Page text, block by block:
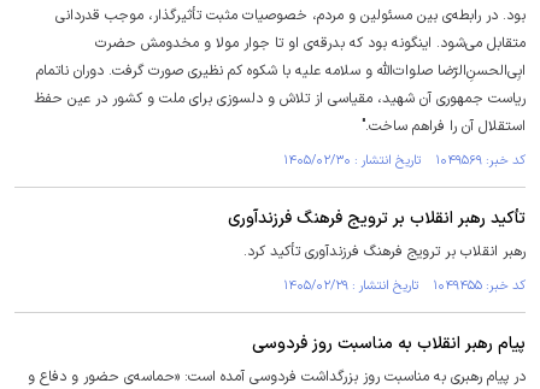
بود. در رابطه‌ی بین مسئولین و مردم، خصوصیات مثبت تأثیرگذار، موجب قدردانی
متقابل می‌شود. اینگونه بود که بدرقه‌ی او تا جوار مولا و مخدومش حضرت
ابِی‌الحسنِ‌الرّضا صلوات‌الله و سلامه ‌علیه با شکوه کم نظیری صورت گرفت. دوران ناتمام
ریاست جمهوری آن شهید، مقیاسی از تلاش و دلسوزی برای ملت و کشور در عین حفظ
استقلال آن را فراهم ساخت."
کد خبر: ۱۰۴۹۵۶۹ تاریخ انتشار : ۱۴۰۵/۰۲/۳۰
تأکید رهبر انقلاب بر ترویج فرهنگ فرزندآوری
رهبر انقلاب بر ترویج فرهنگ فرزندآوری تأکید کرد.
کد خبر: ۱۰۴۹۴۵۵ تاریخ انتشار : ۱۴۰۵/۰۲/۲۹
پیام رهبر انقلاب به مناسبت روز فردوسی
در پیام رهبری به مناسبت روز بزرگداشت فردوسی آمده است: «حماسه‌ی حضور و دفاع و